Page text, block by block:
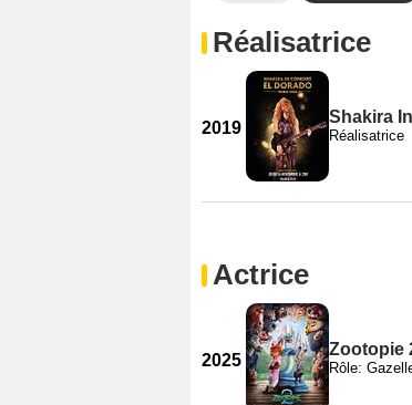
Réalisatrice
2019
Shakira
Réalisatrice
Actrice
2025
Zootopie
Rôle: